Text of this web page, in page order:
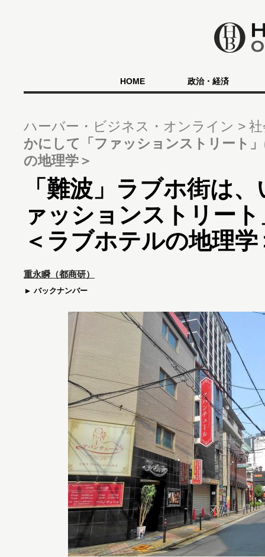
HOME 政治・経済
ハーバー・ビジネス・オンライン
かにして「ファッションストリート
の地理学＞
「難波」ラブホ街は
ァッションストリー
＜ラブホテルの地理学
重永瞬（都商研）
バックナンバー